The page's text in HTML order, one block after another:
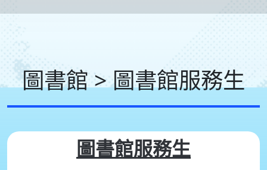
圖書館 > 圖書館服務生
圖書館服務生